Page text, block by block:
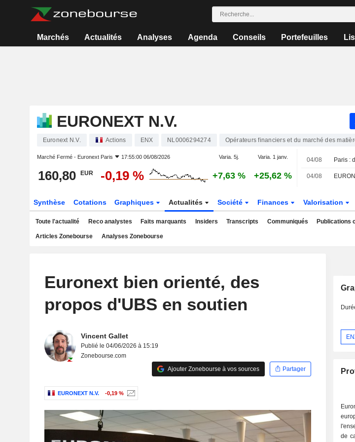
Marchés Actualités Analyses Agenda Conseils Portefeuilles
EURONEXT N.V.
Euronext N.V. Actions ENX NL0006294274 Opérateurs financiers et du marché des
Marché Fermé - Euronext Paris 17:55:00 06/08/2026 Varia. 5j. Varia. 1 janv.
160,80 EUR -0,19 % +7,63 % +25,62 %
04/08
04/08
Synthèse Cotations Graphiques Actualités Société Finances Valorisation
Toute l'actualité Reco analystes Faits marquants Insiders Transcripts Communiqués Publications
Articles Zonebourse Analyses Zonebourse
Euronext bien orienté, des
propos d'UBS en soutien
Vincent Gallet
Publié le 04/06/2026 à 15:19
Zonebourse.com
Ajouter Zonebourse à vos sources
Partager
EURONEXT N.V. -0,19 %
de